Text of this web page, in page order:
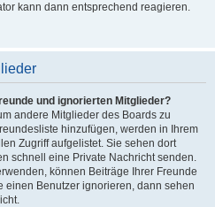
kann dann entsprechend reagieren.
und ignorierten Mitglieder?
andere Mitglieder des Boards zu
hinzufügen, werden in Ihrem
Zugriff aufgelistet. Sie sehen dort
schnell eine Private Nachricht senden.
können Beiträge Ihrer Freunde
einen Benutzer ignorieren, dann sehen